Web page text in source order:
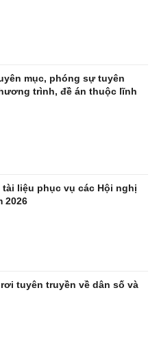
mục, phóng sự tuyên
trình, đề án thuộc lĩnh
liệu phục vụ các Hội nghị
2026
tuyên truyền về dân số và